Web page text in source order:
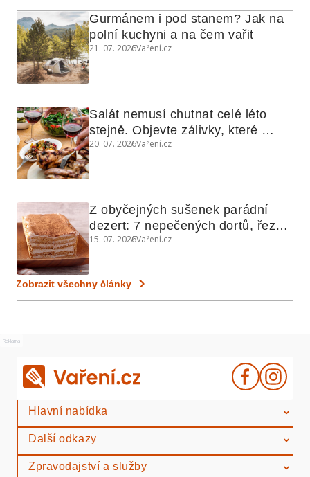
Gurmánem i pod stanem? Jak na
polní kuchyni a na čem vařit
21. 07. 2026Vaření.cz
Salát nemusí chutnat celé léto
stejně. Objevte zálivky, které
využijete i na maso, nudle nebo
20. 07. 2026Vaření.cz
Z obyčejných sušenek parádní
dezert: 7 nepečených dortů, řezů
a koláčů
15. 07. 2026Vaření.cz
Zobrazit všechny články
Reklama
Hlavní nabídka
Další odkazy
Zpravodajství a služby